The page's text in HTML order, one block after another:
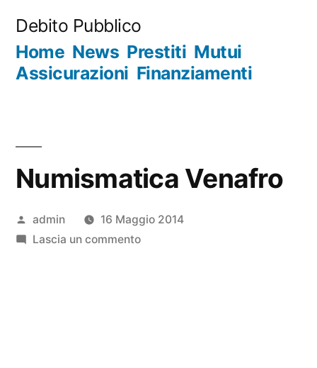
contenuto
Debito Pubblico
Home News Prestiti Mutui
Assicurazioni Finanziamenti
Numismatica Venafro
Pubblicato
da
admin
16 Maggio 2014
Lascia un commentosu